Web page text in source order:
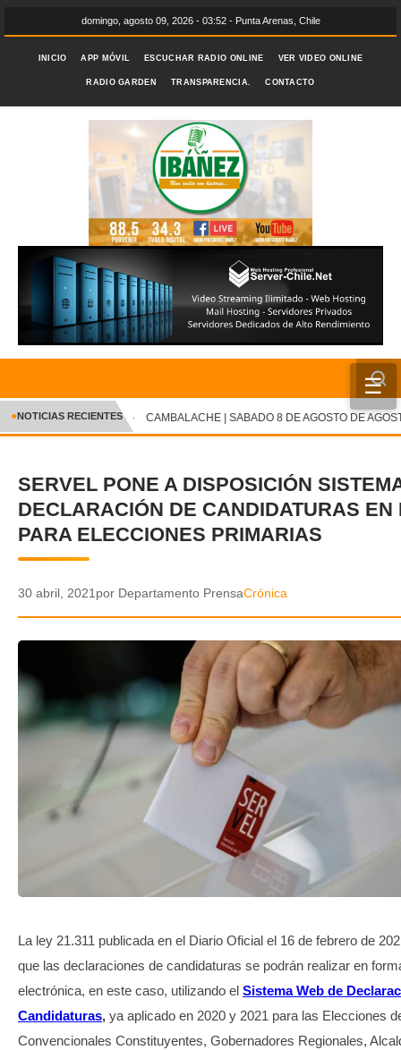
domingo, agosto 09, 2026 - 03:52 - Punta Arenas, Chile
INICIO APP MÓVIL ESCUCHAR RADIO ONLINE VER VIDEO ONLINE
RADIO GARDEN TRANSPARENCIA. CONTACTO
☰
INICIO
CRÓNICA
DEPORTES
ENTRETENIMIENTO Y CULTURA
VIDEOS
GALERIA DE FOTOS
APP MÓVIL
TRANSPARENCIA
✕
●NOTICIAS RECIENTES CAMBALACHE | SABADO 8 DE AGOSTO DE
SERVEL PONE A DISPOSICIÓN
DECLARACIÓN DE CANDIDATURAS EN
PARA ELECCIONES PRIMARIAS
30 abril, 2021por Departamento PrensaCrónica
La ley 21.311 publicada en el Diario Oficial el 16 de febrero de
que las declaraciones de candidaturas se podrán realizar en
electrónica, en este caso, utilizando el Sistema Web de
Candidaturas, ya aplicado en 2020 y 2021 para las Elecciones
Convencionales Constituyentes, Gobernadores Regionales,